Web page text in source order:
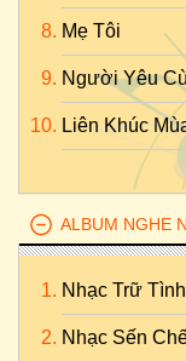
Mẹ Tôi
Người Yêu
Liên Khúc
ALBUM NGHE
Nhạc Trữ
Nhạc Sến